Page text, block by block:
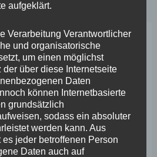
ab
Stadt um Unterstützung bei
– Wefelscheid: „Rübenach
aufgeklärt.
Verarbeitung Verantwortlicher
und organisatorische
um einen möglichst
der über diese Internetseite
Daten
können Internetbasierte
grundsätzlich
sodass ein absoluter
werden kann. Aus
jeder betroffenen Person
Daten auch auf